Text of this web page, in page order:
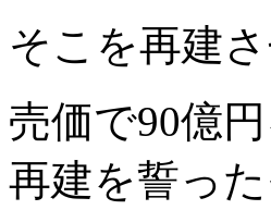
そこを再建
売価で90億
再建を誓った